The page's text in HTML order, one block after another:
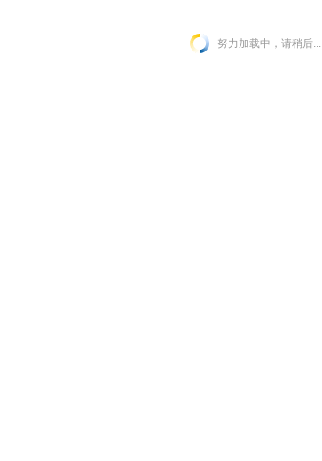
努力加载中，请稍后...